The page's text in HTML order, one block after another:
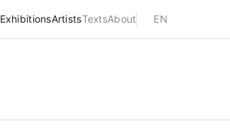
ExhibitionsArtistsTextsAbout EN